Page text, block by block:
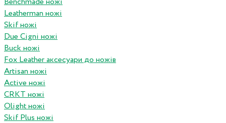
Leatherman ножі
Skif ножі
Due Cigni ножі
Buck ножі
Fox Leather аксесуари до ножів
Artisan ножі
Active ножі
CRKT ножі
Olight ножі
Skif Plus ножі